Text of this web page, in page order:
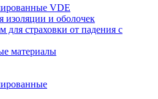
VDE
изоляции и оболочек
страховки от падения с
материалы